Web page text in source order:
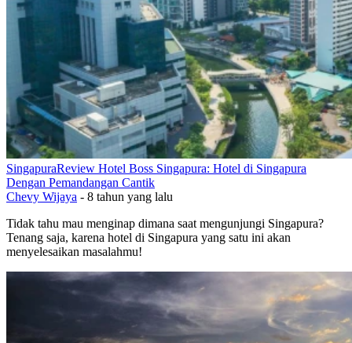
SingapuraReview Hotel Boss Singapura: Hotel di Singapura
Dengan Pemandangan Cantik
Chevy Wijaya - 8 tahun yang lalu
Tidak tahu mau menginap dimana saat mengunjungi Singapura?
Tenang saja, karena hotel di Singapura yang satu ini akan
menyelesaikan masalahmu!